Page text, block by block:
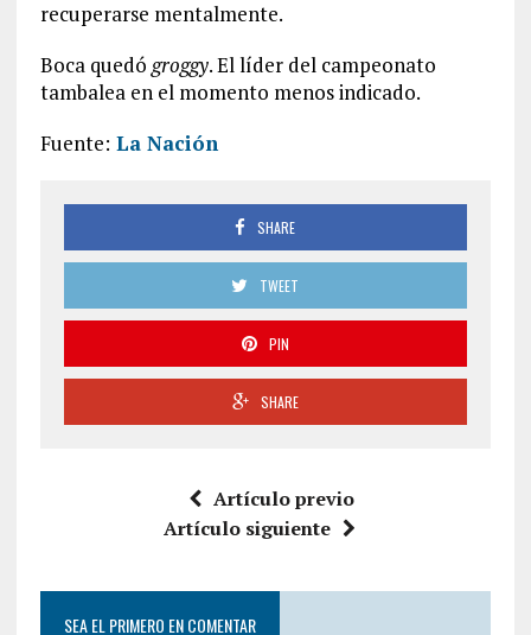
recuperarse mentalmente.
Boca quedó groggy. El líder del campeonato
tambalea en el momento menos indicado.
Fuente: La Nación
SHARE
TWEET
PIN
SHARE
Artículo previo
Artículo siguiente
SEA EL PRIMERO EN COMENTAR